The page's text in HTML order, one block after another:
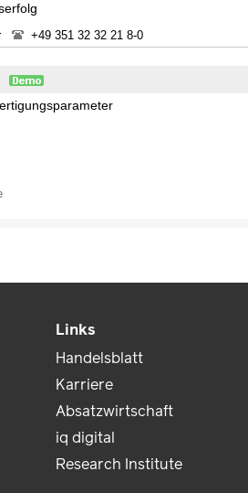
+49 351 32 32 21 8-0
Links
Handelsblatt
Karriere
Absatzwirtschaft
iq digital
Research Institute